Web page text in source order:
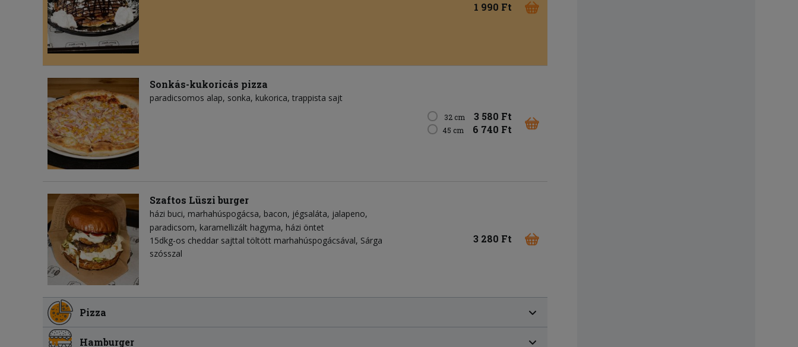
1 990 Ft
Sonkás-kukoricás pizza
paradicsomos alap sonka kukorica trappista sajt
32 cm 3 580 Ft
45 cm 6 740 Ft
Szaftos Lüszi burger
házi buci marhahúspogácsa bacon jégsaláta jalapeno
paradicsom karamellizált hagyma házi öntet
15dkg-os cheddar sajttal töltött marhahúspogácsával, Sárga
szósszal
3 280 Ft
Pizza
Hamburger